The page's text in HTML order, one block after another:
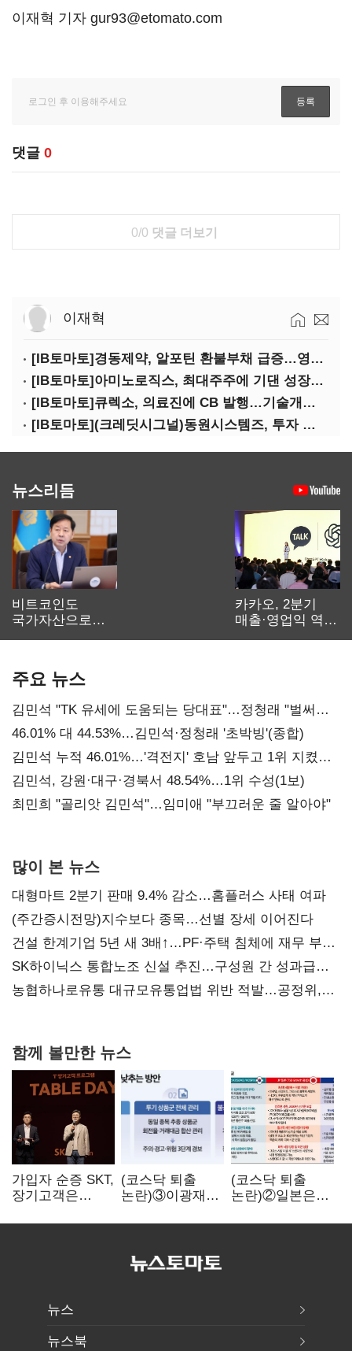
이재혁 기자 gur93@etomato.com
댓글 0
0/0 댓글 더보기
이재혁
[IB토마토]경동제약, 알포틴 환불부채 급증…영업이익 30% 잠식
[IB토마토]아미노로직스, 최대주주에 기댄 성장…높은 의존도 '양날의 검'
[IB토마토]큐렉소, 의료진에 CB 발행…기술개발 명분 뒤 보상 논란
[IB토마토](크레딧시그널)동원시스템즈, 투자 속도 조절이 만든 재무 안정화
뉴스리듬
비트코인도
국가자산으로…'
카카오, 2분기
매출·영업익 역대
주요 뉴스
김민석 "TK 유세에 도움되는 당대표"…정청래 "벌써
대표된 양 당직 배분"
46.01% 대 44.53%…김민석·정청래 '초박빙'(종합)
김민석 누적 46.01%…'격전지' 호남 앞두고 1위 지켰다
(2보)
김민석, 강원·대구·경북서 48.54%…1위 수성(1보)
최민희 "골리앗 김민석"…임미애 "부끄러운 줄 알아야"
많이 본 뉴스
대형마트 2분기 판매 9.4% 감소…홈플러스 사태 여파
(주간증시전망)지수보다 종목…선별 장세 이어진다
건설 한계기업 5년 새 3배↑…PF·주택 침체에 재무 부담
확대
SK하이닉스 통합노조 신설 추진…구성원 간 성과급
불만 확산
농협하나로유통 대규모유통업법 위반 적발…공정위,
함께 볼만한 뉴스
가입자 순증 SKT,
장기고객은
챙긴다
(코스닥 퇴출
논란)③이광재
자동차 없애지는
(코스닥 퇴출
논란)②일본은
기다려주는데
뉴스
뉴스북